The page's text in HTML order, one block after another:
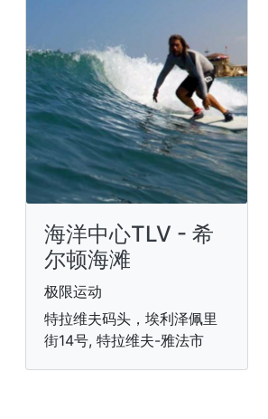
海洋中心TLV - 希
尔顿海滩
极限运动
特拉维夫码头，埃利泽佩里
街14号, 特拉维夫-雅法市